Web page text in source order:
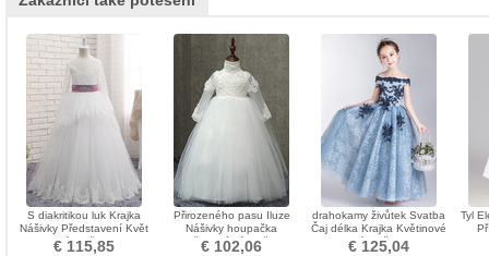
S diakritikou luk Krajka
Nášivky Představení Květ
dívka šaty
€ 115,85
Přirozeného pasu Iluze
Nášivky houpačka
Květinové dívky šaty
€ 102,06
drahokamy živůtek Svatba
Čaj délka Krajka Květinové
dívky šaty
€ 125,04
Tyl